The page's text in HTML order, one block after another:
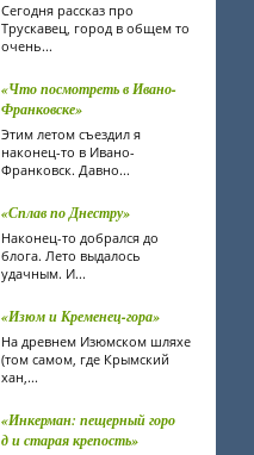
Сегодня рассказ про
Трускавец, город в общем то
очень...
«Что посмотреть в Ивано-
Франковске»
Этим летом съездил я
наконец-то в Ивано-
Франковск. Давно...
«Сплав по Днестру»
Наконец-то добрался до
блога. Лето выдалось
удачным. И...
«Изюм и Кременец-гора»
На древнем Изюмском шляхе
(том самом, где Крымский
хан,...
«Инкерман: пещерный горо
д и старая крепость»